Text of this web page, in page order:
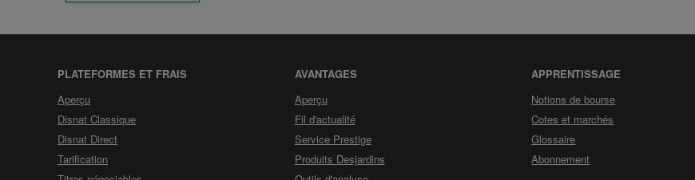
PLATEFORMES ET FRAIS
Aperçude
la
section
Plateformes
et
frais
Disnat Classique
Disnat Direct
Tarification
AVANTAGES
Aperçude
la
section
Avantages
Fil d'actualité
Service Prestige
Produits Desjardins
APPRENTISSAGE
Notions de bourse
Cotes et marchés
Glossaire
Abonnement